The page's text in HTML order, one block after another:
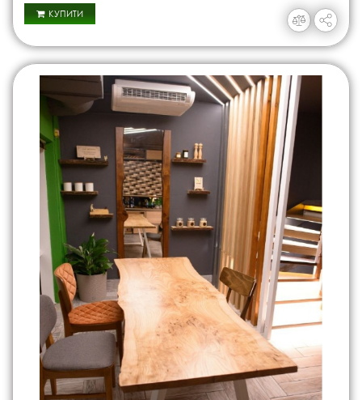
КУПИТИ